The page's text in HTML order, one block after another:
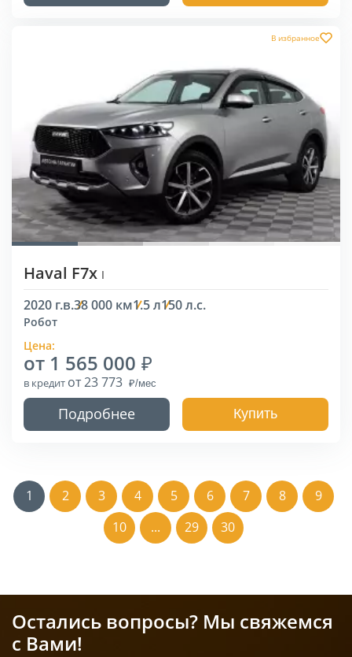
В избранное
Haval F7x I
2020 г.в.38 000 км1.5 л150 л.с.
Робот
Цена:
от 1 565 000
в кредит от 23 773
Подробнее Купить
1 2 3 4 5 6 7 8
9
10
... 29 30
Остались вопросы? Мы свяжемся
с Вами!